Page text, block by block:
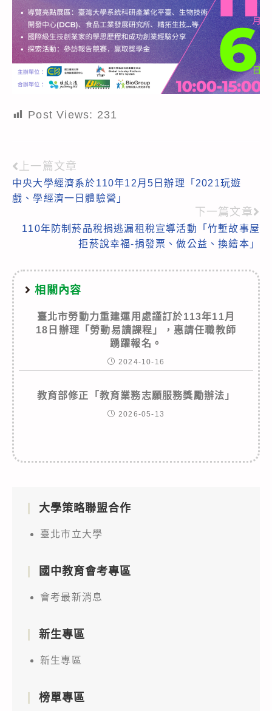
Post Views: 231
Read
more
上一篇文章
中央大學經濟系於110年12月5日辦理「2021玩遊
戲、學經濟一日體驗營」
下一篇文章
110年防制菸品稅捐逃漏租稅宣導活動「竹塹故事屋
拒菸說幸福-捐發票、做公益、換繪本」
相關內容
臺北市勞動力重建運用處謹訂於113年11月
18日辦理「勞動易讀課程」，惠請任職教師
踴躍報名。
2024-10-16
教育部修正「教育業務志願服務獎勵辦法」
2026-05-13
大學策略聯盟合作
臺北市立大學
國中教育會考專區
會考最新消息
新生專區
新生專區
榜單專區